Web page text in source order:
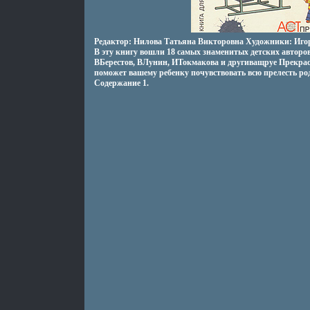
Редактор: Нилова Татьяна Викторовна Художники:
В эту книгу вошли 18 самых знаменитых детских
ВБерестов, ВЛунин, ИТокмакова и другиващруе
поможет вашему ребенку почувствовать всю прелесть
Содержание 1.